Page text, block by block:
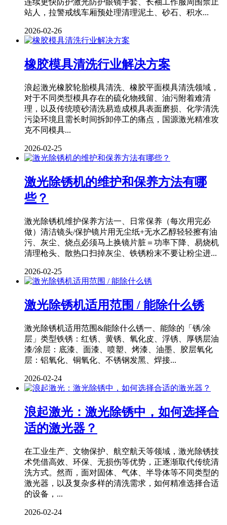
连续更快防护激光防护眼镜手套、长袖工作服周围禁止
站人，拉警戒线车厢预处理清理泥土、砂石、积水...
2026-02-26
橡胶模具清洗行业解决方案
浪起激光橡胶轮胎模具清洗、橡胶平面模具清洗领域，
对于不同类型模具存在的硫化物残留、油污附着难清
理，以及传统喷砂清洗易造成模具表面磨损、化学清洗
污染环境且需长时间拆卸停工的痛点，国源激光精准攻
克不同模具...
2026-02-25
激光除锈机的维护和保养方法有哪
些？
激光除锈机维护保养方法一、日常保养（每次用完必
做）清洁镜头/保护镜片用无尘纸+无水乙醇轻轻擦有油
污、灰尘、烧点必须马上换镜片脏＝功率下降、易烧机
清理枪头、散热口扫掉灰尘、铁锈粉末不要让粉尘进...
2026-02-25
激光除锈机适用范围 / 能除什么锈
激光除锈机适用范围&能除什么锈一、能除的「锈/涂
层」类型铁锈：红锈、黄锈、氧化皮、浮锈、厚锈层油
漆/涂层：底漆、面漆、喷塑、烤漆、油墨、胶层氧化
层：铝氧化、铜氧化、不锈钢发黑、焊接...
2026-02-24
浪起激光：激光除锈中，如何选择合
适的激光器？
在工业生产、文物保护、航空航天等领域，激光除锈技
术凭借高效、环保、无损伤等优势，正逐渐取代传统清
洗方式。然而，面对固体、气体、半导体等不同类型的
激光器，以及复杂多样的清洗需求，如何精准选择合适
的设备，...
2026-02-24